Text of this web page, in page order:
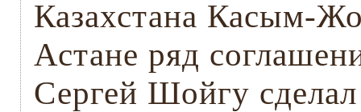
Казахстана Касым-
Астане ряд
Сергей Шойгу